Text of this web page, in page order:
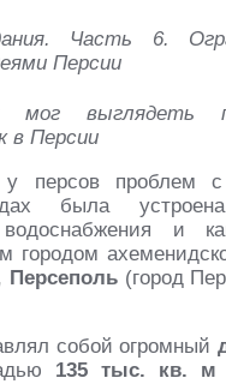
выглядеть
в Персии
у персов проблем
была
водоснабжения и
городом
Персеполь(город
собой огромный
135 тыс. кв. м